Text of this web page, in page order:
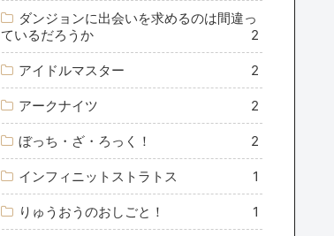
ダンジョンに出会いを求めるのは間違っ
ているだろうか
2
アイドルマスター 2
アークナイツ 2
ぼっち・ざ・ろっく！ 2
インフィニットストラトス 1
りゅうおうのおしごと！ 1